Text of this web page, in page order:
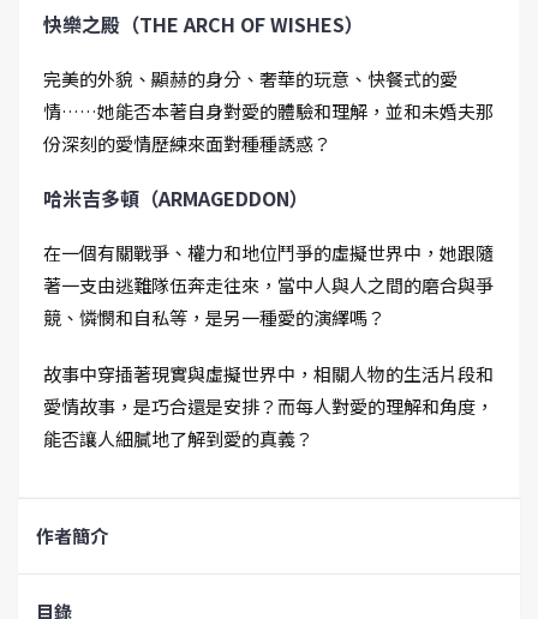
快樂之殿（THE ARCH OF WISHES）
完美的外貌、顯赫的身分、奢華的玩意、快餐式的愛
情……她能否本著自身對愛的體驗和理解，並和未婚夫那
份深刻的愛情歷練來面對種種誘惑？
哈米吉多頓（ARMAGEDDON）
在一個有關戰爭、權力和地位鬥爭的虛擬世界中，她跟隨
著一支由逃難隊伍奔走往來，當中人與人之間的磨合與爭
競、憐憫和自私等，是另一種愛的演繹嗎？
故事中穿插著現實與虛擬世界中，相關人物的生活片段和
愛情故事，是巧合還是安排？而每人對愛的理解和角度，
能否讓人細膩地了解到愛的真義？
作者簡介
目錄